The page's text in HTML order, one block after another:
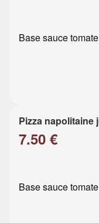
Base sauce
Pizza napolitaine
7.50 €
Base sauce